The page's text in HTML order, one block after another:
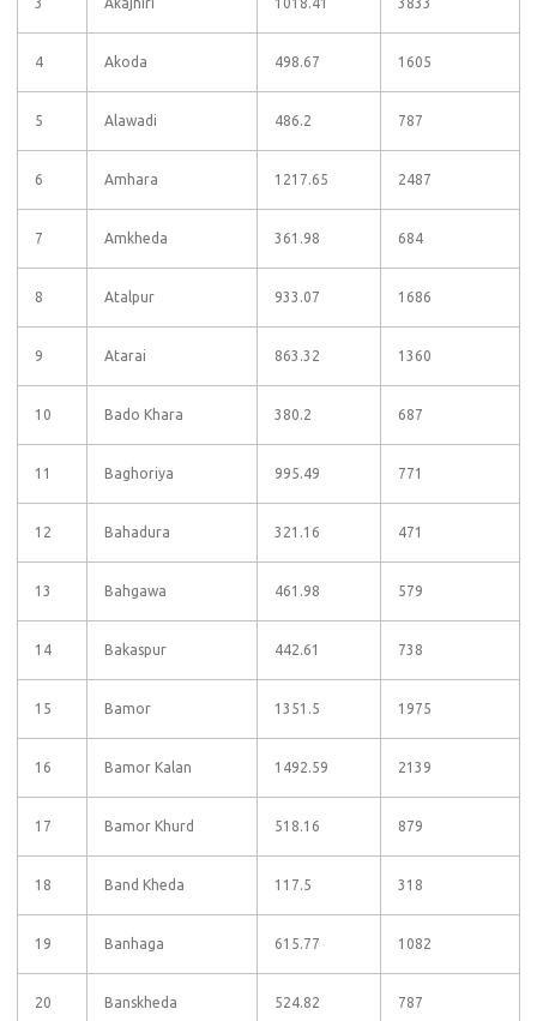
4 Akoda 498.67 1605
5 Alawadi 486.2 787
6 Amhara 1217.65 2487
7 Amkheda 361.98 684
8 Atalpur 933.07 1686
9 Atarai 863.32 1360
10 Bado Khara 380.2 687
11 Baghoriya 995.49 771
12 Bahadura 321.16 471
13 Bahgawa 461.98 579
14 Bakaspur 442.61 738
15 Bamor 1351.5 1975
16 Bamor Kalan 1492.59 2139
17 Bamor Khurd 518.16 879
18 Band Kheda 117.5 318
19 Banhaga 615.77 1082
20 Banskheda 524.82 787